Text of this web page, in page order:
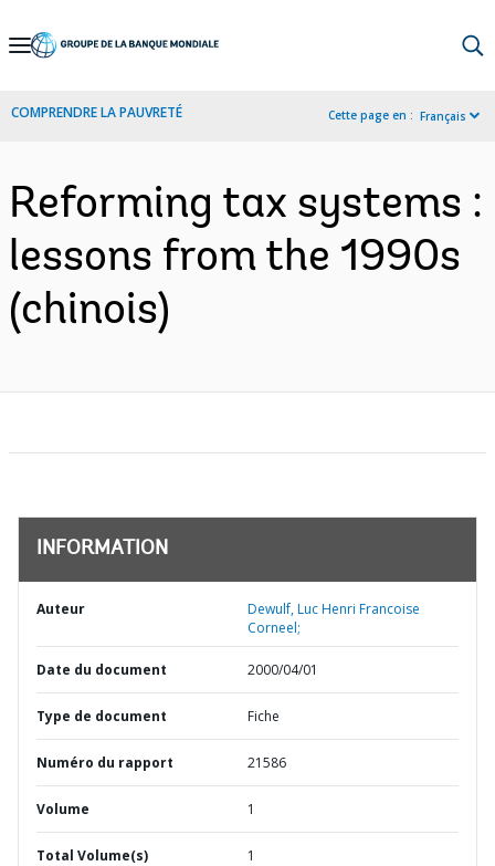
Skip
Navigation
COMPRENDRE LA PAUVRETÉ Cette page en : Français
Reforming tax systems :
lessons from the 1990s
(chinois)
INFORMATION
Auteur
Dewulf, Luc Henri Francoise
Corneel;
Date du document 2000/04/01
Type de document Fiche
Numéro du rapport 21586
Volume 1
Total Volume(s) 1